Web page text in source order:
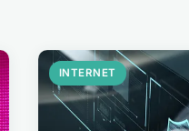
INTERNET